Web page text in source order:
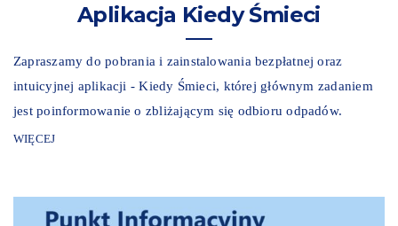
Aplikacja Kiedy Śmieci
Zapraszamy do pobrania i zainstalowania bezpłatnej oraz
intuicyjnej aplikacji - Kiedy Śmieci, której głównym zadaniem
jest poinformowanie o zbliżającym się odbioru odpadów.
WIĘCEJ